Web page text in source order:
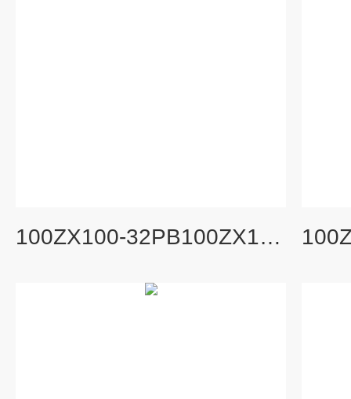
100ZX100-32PB100ZX100-32PB不锈钢防爆自吸泵